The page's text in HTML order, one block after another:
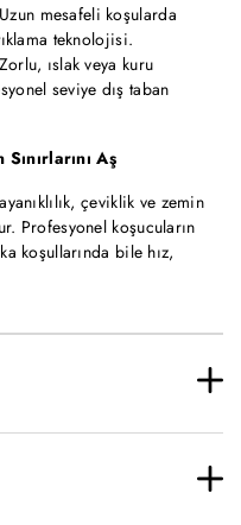
Uzun mesafeli koşularda
teknolojisi.
Zorlu, ıslak veya kuru
seviye dış taban
Aş
çeviklik ve zemin
Profesyonel koşucuların
koşullarında bile hız,